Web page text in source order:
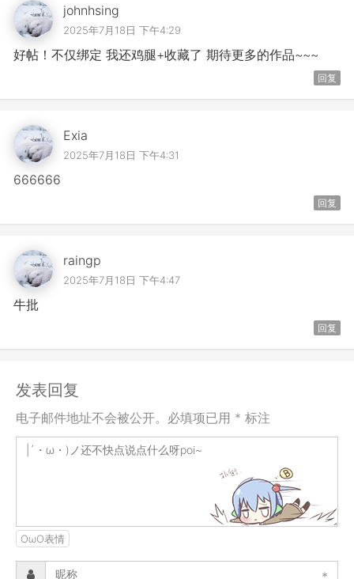
johnhsing
2025年7月18日 下午4:29
好帖！不仅绑定 我还鸡腿+收藏了 期待更多的作品~~~
回复
Exia
2025年7月18日 下午4:31
666666
回复
raingp
2025年7月18日 下午4:47
牛批
回复
发表回复
电子邮件地址不会被公开。必填项已用 * 标注
OωO表情